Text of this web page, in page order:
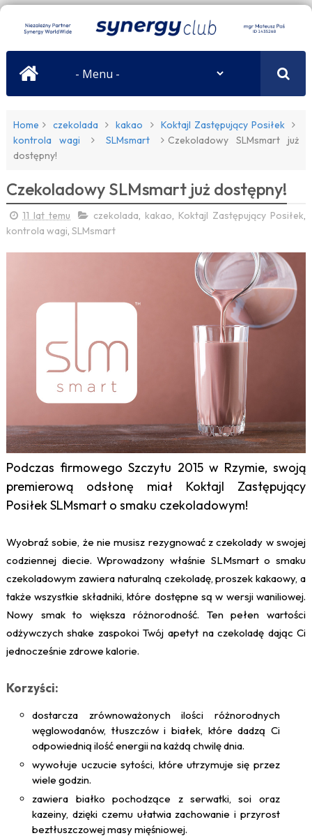
Home czekolada kakao
Koktajl Zastępujący Posiłek
kontrola wagi
SLMsmart
Czekoladowy SLMsmart już
dostępny!
Czekoladowy SLMsmart już dostępny!
11 lat temu czekolada, kakao, Koktajl Zastępujący Posiłek,
kontrola wagi, SLMsmart
Podczas firmowego Szczytu 2015 w Rzymie, swoją
premierową odsłonę miał Koktajl Zastępujący
Posiłek SLMsmart o smaku czekoladowym!
Wyobraź sobie, że nie musisz rezygnować z czekolady w swojej
codziennej diecie. Wprowadzony właśnie SLMsmart o smaku
czekoladowym zawiera naturalną czekoladę, proszek kakaowy, a
także wszystkie składniki, które dostępne są w wersji waniliowej.
Nowy smak to większa różnorodność. Ten pełen wartości
odżywczych shake zaspokoi Twój apetyt na czekoladę dając Ci
jednocześnie zdrowe kalorie.
Korzyści:
dostarcza zrównoważonych ilości różnorodnych
węglowodanów, tłuszczów i białek, które dadzą Ci
odpowiednią ilość energii na każdą chwilę dnia.
wywołuje uczucie sytości, które utrzymuje się przez
wiele godzin.
zawiera białko pochodzące z serwatki, soi oraz
kazeiny, dzięki czemu ułatwia zachowanie i przyrost
beztłuszczowej masy mięśniowej.